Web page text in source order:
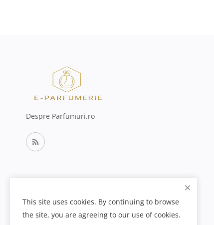
Despre Parfumuri.ro
This site uses cookies. By continuing to browse
the site, you are agreeing to our use of cookies.